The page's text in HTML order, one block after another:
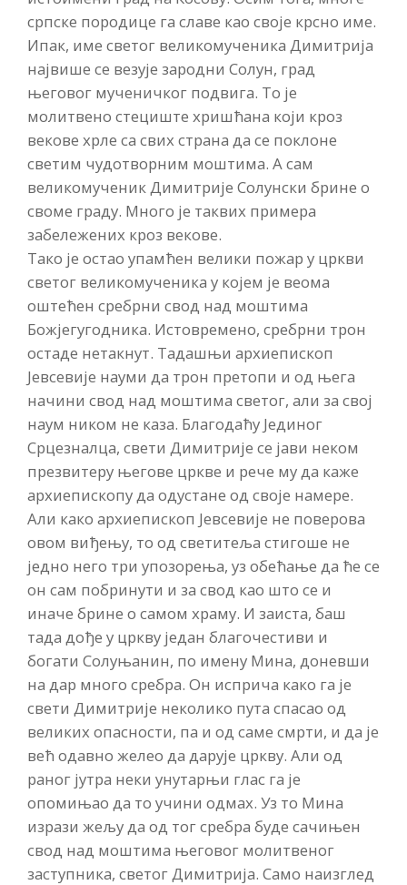
српске породице га славе као своје крсно име.
Ипак, име светог великомученика Димитрија
највише се везује зародни Солун, град
његовог мученичког подвига. То је
молитвено стециште хришћана који кроз
векове хрле са свих страна да се поклоне
светим чудотворним моштима. А сам
великомученик Димитрије Солунски брине о
своме граду. Много је таквих примера
забележених кроз векове.
Тако је остао упамћен велики пожар у цркви
светог великомученика у којем је веома
оштећен сребрни свод над моштима
Божјегугодника. Истовремено, сребрни трон
остаде нетакнут. Тадашњи архиепископ
Јевсевије науми да трон претопи и од њега
начини свод над моштима светог, али за свој
наум ником не каза. Благодаћу Јединог
Срцезналца, свети Димитрије се јави неком
презвитеру његове цркве и рече му да каже
архиепископу да одустане од своје намере.
Али како архиепископ Јевсевије не поверова
овом виђењу, то од светитеља стигоше не
једно него три упозорења, уз обећање да ће се
он сам побринути и за свод као што се и
иначе брине о самом храму. И заиста, баш
тада дође у цркву један благочестиви и
богати Солуњанин, по имену Мина, доневши
на дар много сребра. Он исприча како га је
свети Димитрије неколико пута спасао од
великих опасности, па и од саме смрти, и да је
већ одавно желео да дарује цркву. Али од
раног јутра неки унутарњи глас га је
опомињао да то учини одмах. Уз то Мина
изрази жељу да од тог сребра буде сачињен
свод над моштима његовог молитвеног
заступника, светог Димитрија. Само наизглед